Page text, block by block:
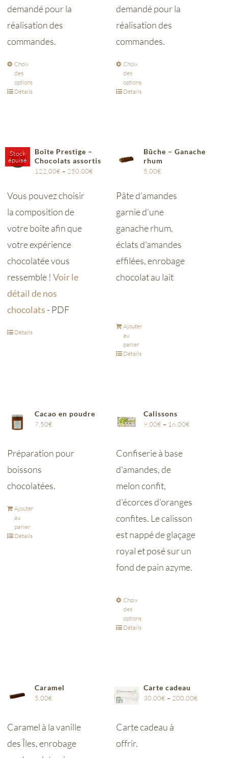
demandé pour la
réalisation des
commandes.
Choix
des
options
Détails
demandé pour la
réalisation des
commandes.
Choix
des
options
Détails
Stock
épuisé
Boîte Prestige –
Chocolats assortis
122,00€ – 250,00€
Vous pouvez choisir
la composition de
votre boîte afin que
votre expérience
chocolatée vous
ressemble !Voir le
détail de nos
chocolats - PDF
Détails
Bûche – Ganache
rhum
5,00€
Pâte d'amandes
garnie d'une
ganache rhum,
éclats d'amandes
effilées, enrobage
chocolat au lait
Ajouter
au
panier
Détails
Cacao en poudre
7,50€
Préparation pour
boissons
chocolatées.
Ajouter
au
panier
Détails
Calissons
9,00€ – 16,00€
Confiserie à base
d'amandes, de
melon confit,
d'écorces d'oranges
confites. Le calisson
est nappé de glaçage
royal et posé sur un
fond de pain azyme.
Choix
des
options
Détails
Caramel
5,00€
Caramel à la vanille
des Îles, enrobage
Carte cadeau
30,00€ – 200,00€
Carte cadeau à
offrir.